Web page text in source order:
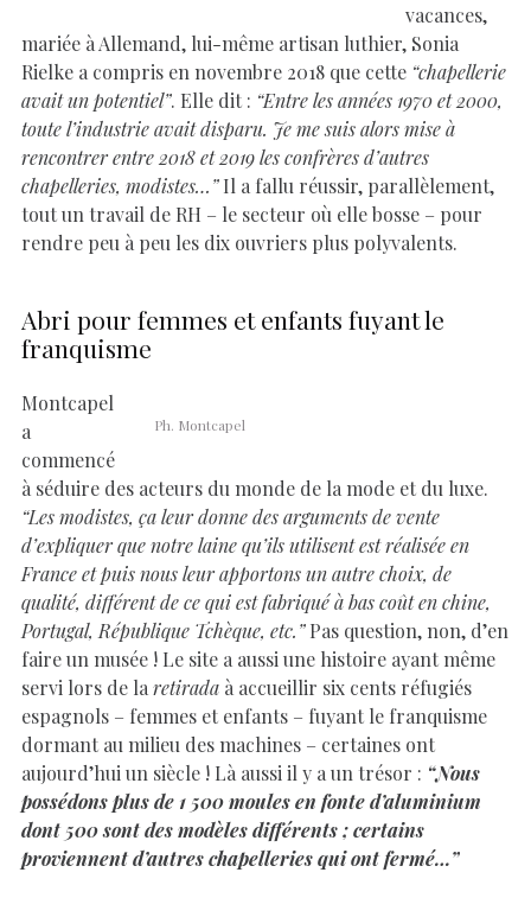
vacances,
mariée à Allemand, lui-même artisan luthier, Sonia
Rielke a compris en novembre 2018 que cette “chapellerie
avait un potentiel”. Elle dit : “Entre les années 1970 et 2000,
toute l’industrie avait disparu. Je me suis alors mise à
rencontrer entre 2018 et 2019 les confrères d’autres
chapelleries, modistes…”Il a fallu réussir, parallèlement,
tout un travail de RH – le secteur où elle bosse – pour
rendre peu à peu les dix ouvriers plus polyvalents.
Abri pour femmes et enfants fuyant le
franquisme
Ph. Montcapel
Montcapel
a
commencé
à séduire des acteurs du monde de la mode et du luxe.
“Les modistes, ça leur donne des arguments de vente
d’expliquer que notre laine qu’ils utilisent est réalisée en
France et puis nous leur apportons un autre choix, de
qualité, différent de ce qui est fabriqué à bas coût en chine,
Portugal, République Tchèque, etc.”Pas question, non, d’en
faire un musée ! Le site a aussi une histoire ayant même
servi lors de la retirada à accueillir six cents réfugiés
espagnols – femmes et enfants – fuyant le franquisme
dormant au milieu des machines – certaines ont
aujourd’hui un siècle ! Là aussi il y a un trésor : “Nous
possédons plus de 1 500 moules en fonte d’aluminium
dont 500 sont des modèles différents ; certains
proviennent d’autres chapelleries qui ont fermé…”